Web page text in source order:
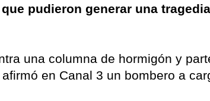
pudieron generar una
una columna de hormigón y
afirmó en Canal 3 un bombero a